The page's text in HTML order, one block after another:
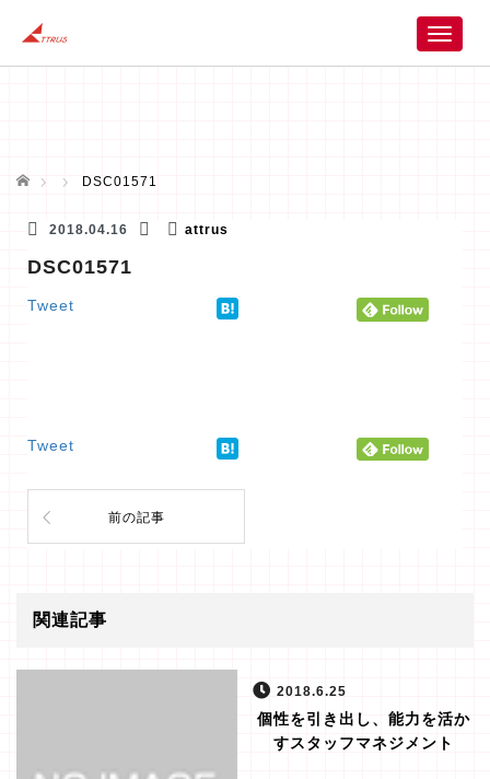
T
ホーム DSC01571
2018.04.16 attrus
DSC01571
Tweet
Tweet
前の記事
関連記事
2018.6.25
個性を引き出し、能力を活か
すスタッフマネジメント